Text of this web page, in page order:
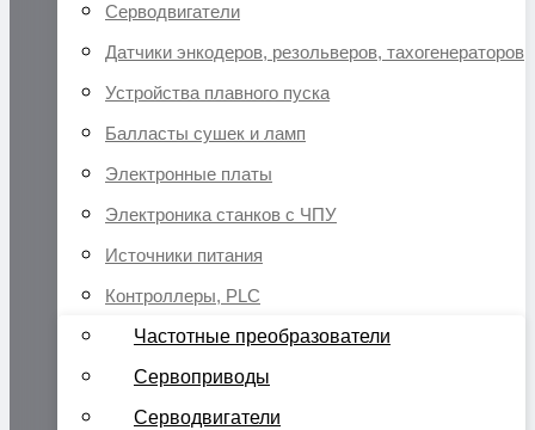
Серводвигатели
Датчики энкодеров, резольверов, тахогенераторов
Устройства плавного пуска
Балласты сушек и ламп
Электронные платы
Электроника станков с ЧПУ
Источники питания
Контроллеры, PLC
Частотные преобразователи
Сервоприводы
Серводвигатели